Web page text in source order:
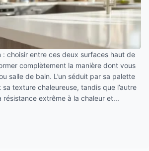
: choisir entre ces deux surfaces haut de
complètement la manière dont vous
salle de bain. L’un séduit par sa palette
texture chaleureuse, tandis que l’autre
résistance extrême à la chaleur et...